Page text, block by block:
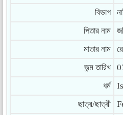
বিভাগ
পিতার নাম
মাতার নাম
জন্ম তারিখ
ধর্ম
ছাত্র/ছাত্রী